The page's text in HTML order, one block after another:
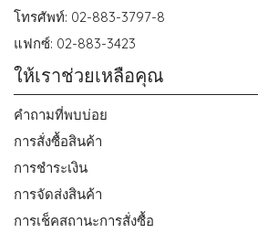
โทรศัพท์: 02-883-3797-8
แฟกซ์: 02-883-3423
ให้เราช่วยเหลือคุณ
คำถามที่พบบ่อย
การสั่งซื้อสินค้า
การชำระเงิน
การจัดส่งสินค้า
การเช็คสถานะการสั่งซื้อ